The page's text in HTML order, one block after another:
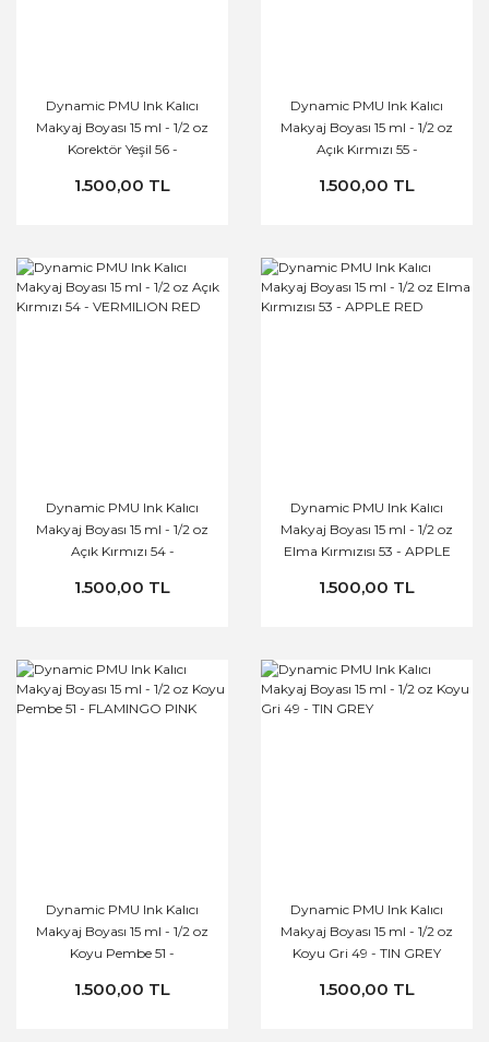
Dynamic PMU Ink Kalıcı
Makyaj Boyası 15 ml - 1/2 oz
Korektör Yeşil 56 -
1.500,00 TL
Dynamic PMU Ink Kalıcı
Makyaj Boyası 15 ml - 1/2 oz
Açık Kırmızı 55 -
1.500,00 TL
Dynamic PMU Ink Kalıcı
Makyaj Boyası 15 ml - 1/2 oz
Açık Kırmızı 54 -
1.500,00 TL
Dynamic PMU Ink Kalıcı
Makyaj Boyası 15 ml - 1/2 oz
Elma Kırmızısı 53 - APPLE
1.500,00 TL
Dynamic PMU Ink Kalıcı
Makyaj Boyası 15 ml - 1/2 oz
Koyu Pembe 51 -
1.500,00 TL
Dynamic PMU Ink Kalıcı
Makyaj Boyası 15 ml - 1/2 oz
Koyu Gri 49 - TIN GREY
1.500,00 TL